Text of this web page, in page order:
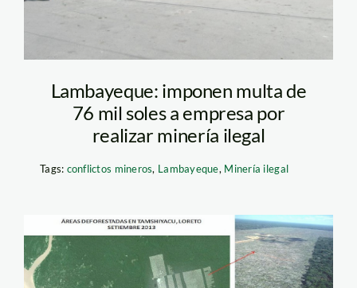
Lambayeque: imponen multa de
76 mil soles a empresa por
realizar minería ilegal
Tags: conflictos mineros, Lambayeque, Minería ilegal
deforestacion1_spde